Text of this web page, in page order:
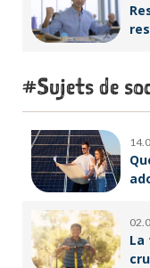
Sujets de
La